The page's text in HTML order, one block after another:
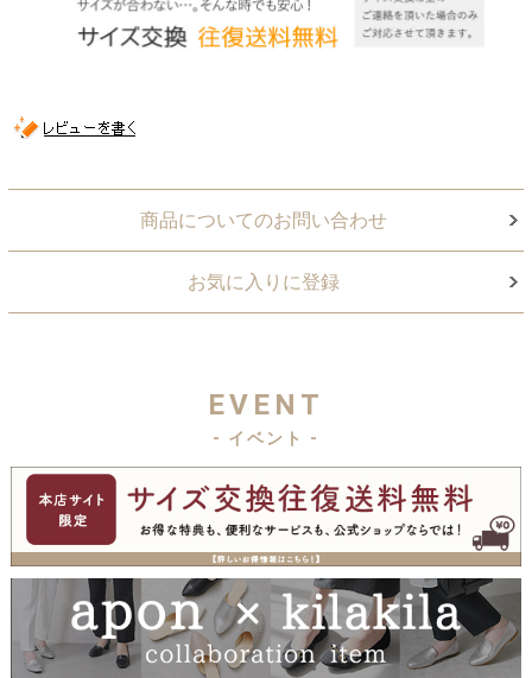
商品についてのお問い合わせ
お気に入りに登録
EVENT
- イベント -